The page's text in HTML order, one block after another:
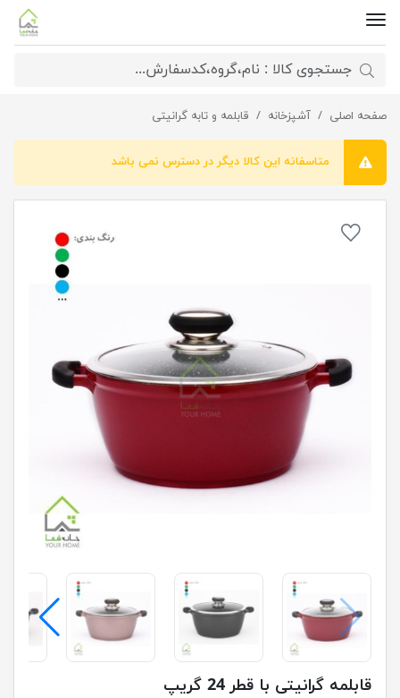
صفحه اصلی آشپزخانه قابلمه و تابه گرانیتی قابلمه گرانیتی با قطر 24 گریپ
متاسفانه این کالا دیگر در دسترس نمی باشد
قابلمه گرانیتی با قطر 24 گریپ